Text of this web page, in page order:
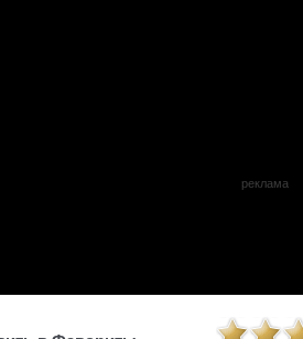
реклама